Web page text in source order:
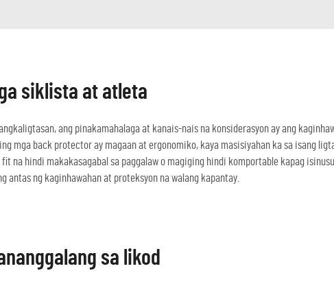
siklista at atleta
ang pinakamahalaga at kanais-nais na konsiderasyon ay ang
mga back protector ay magaan at ergonomiko, kaya masisiyahan ka sa isang
na hindi makakasagabal sa paggalaw o magiging hindi komportable kapag
antas ng kaginhawahan at proteksyon na walang kapantay.
sa likod